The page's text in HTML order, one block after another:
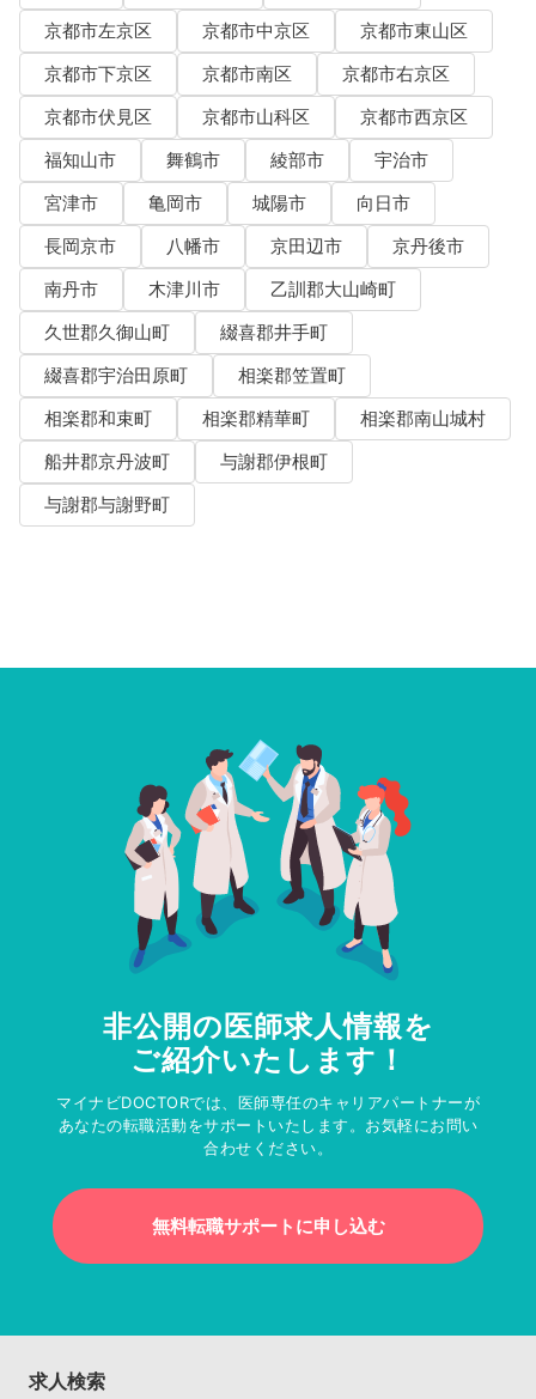
京都市左京区
京都市中京区
京都市東山区
京都市下京区
京都市南区
京都市右京区
京都市伏見区
京都市山科区
京都市西京区
福知山市
舞鶴市 綾部市
宇治市
宮津市
亀岡市 城陽市
向日市
長岡京市
八幡市 京田辺市
京丹後市
南丹市
木津川市
乙訓郡大山崎町
久世郡久御山町
綴喜郡井手町
綴喜郡宇治田原町
相楽郡笠置町
相楽郡和束町
相楽郡精華町
相楽郡南山城村
船井郡京丹波町
与謝郡伊根町
与謝郡与謝野町
非公開の医師求人情報を
ご紹介いたします！
マイナビDOCTORでは、医師専任のキャリアパートナーが
あなたの転職活動をサポートいたします。お気軽にお問い
合わせください。
無料転職サポートに申し込む
求人検索